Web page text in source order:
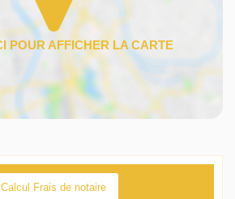
Calcul Frais de notaire